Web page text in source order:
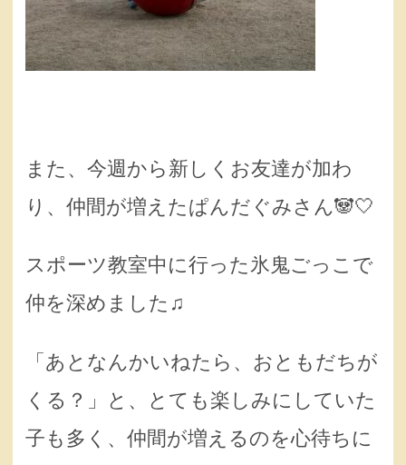
また、今週から新しくお友達が加わ
り、仲間が増えたぱんだぐみさん🐼‎🤍
スポーツ教室中に行った氷鬼ごっこで
仲を深めました♫
「あとなんかいねたら、おともだちが
くる？」と、とても楽しみにしていた
子も多く、仲間が増えるのを心待ちに